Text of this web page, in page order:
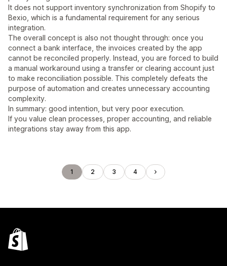
It does not support inventory synchronization from Shopify to
Bexio, which is a fundamental requirement for any serious
integration.
The overall concept is also not thought through: once you
connect a bank interface, the invoices created by the app
cannot be reconciled properly. Instead, you are forced to build
a manual workaround using a transfer or clearing account just
to make reconciliation possible. This completely defeats the
purpose of automation and creates unnecessary accounting
complexity.
In summary: good intention, but very poor execution.
If you value clean processes, proper accounting, and reliable
integrations stay away from this app.
1 2 3 4